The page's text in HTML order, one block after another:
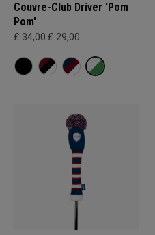
Couvre-Club Driver 'Pom
Pom'
£ 34,00 £ 29,00